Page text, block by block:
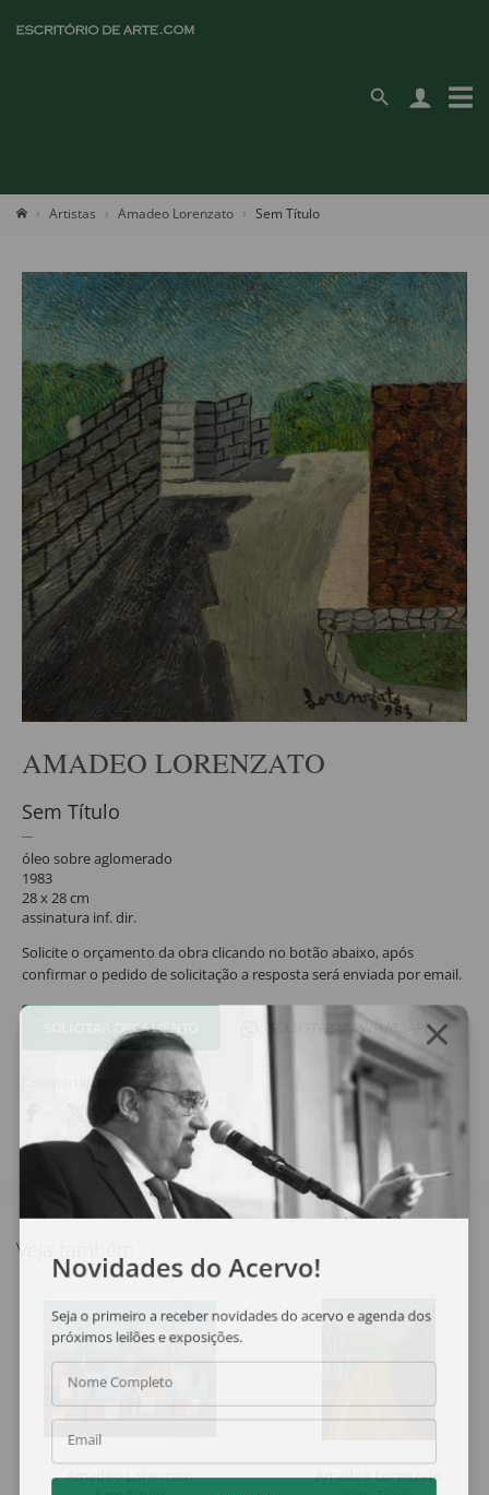
Artistas Amadeo Lorenzato Sem Título
AMADEO LORENZATO
Sem Título
óleo sobre aglomerado
1983
28 x 28 cm
assinatura inf. dir.
Solicite o orçamento da obra clicando no botão abaixo, após
confirmar o pedido de solicitação a resposta será enviada por email.
SOLICITAR ORÇAMENTO SOLICITAR VIA WHATSAPP
Compartilhar
Veja também
Amadeo Lorenzato
Amadeo Lorenzato
Novidades do Acervo!
Seja o primeiro a receber novidades do acervo e agenda dos
próximos leilões e exposições.
Nome Completo
Email